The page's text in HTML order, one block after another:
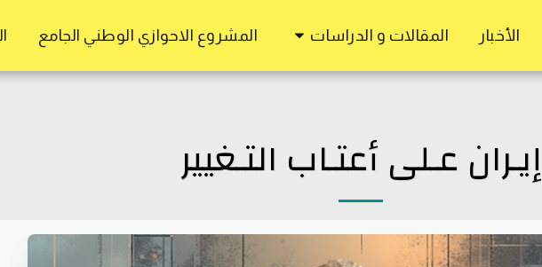
الأخبار المقالات و الدراسات المشروع الاحوازي الوطني الجامع
إيـران عـلى أعتـاب التـغيير